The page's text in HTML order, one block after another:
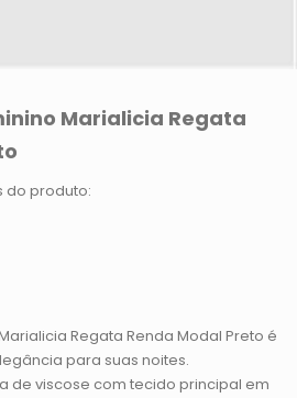
Marialicia Regata
do produto:
Regata Renda Modal Preto é
para suas noites.
de viscose com tecido principal em